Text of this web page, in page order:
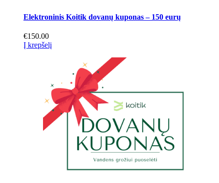
Elektroninis Koitik dovanų kuponas – 150 eurų
€150.00
Į krepšelį